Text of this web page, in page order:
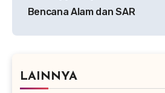
Bencana Alam dan SAR
LAINNYA